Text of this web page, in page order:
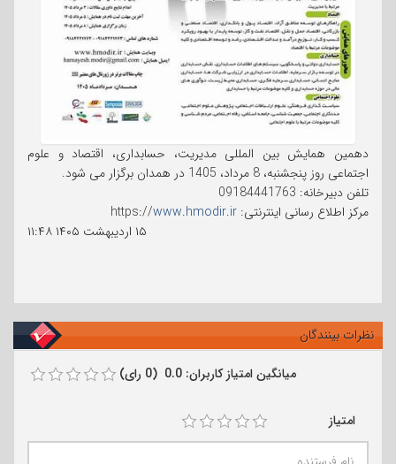
دهمین همایش بین المللی مدیریت، حسابداری، اقتصاد و علوم
اجتماعی روز پنجشنبه، 8 مرداد، 1405 در همدان برگزار می شود.
تلفن دبیرخانه: 09184441763
مرکز اطلاع رسانی اینترنتی: https:// www.hmodir.ir
۱۵ اردیبهشت ۱۴۰۵
۱۱:۴۸
نظرات بینندگان
میانگین امتیاز کاربران: 0.0 (0 رای)
امتیاز